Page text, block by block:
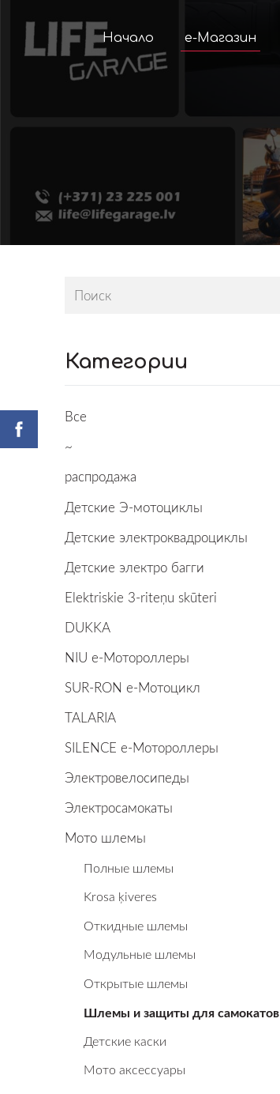
Начало е-Магазин
Категории
Все
~
распродажа
Детские Э-мотоциклы
Детские электроквадроциклы
Детские электро багги
Elektriskie 3-riteņu skūteri
DUKKA
NIU е-Мотороллеры
SUR-RON е-Mотоцикл
TALARIA
SILENCE е-Мотороллеры
Электровелосипеды
Электросамокаты
Мото шлемы
Полные шлемы
Krosa ķiveres
Откидные шлемы
Mодульные шлемы
Oткрытые шлемы
Шлемы и защиты для самокатов
Детские каски
Мото аксессуары